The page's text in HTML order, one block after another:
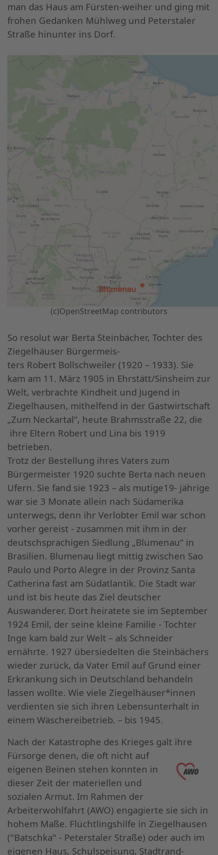
man das Haus am Fürsten-weiher und ging mit
frohen Gedanken Mühlweg und Peterstaler
Straße hinunter ins Dorf.
(c)OpenStreetMap contributors
So resolut war Berta Steinbächer, Tochter des
Ziegelhäuser Bürgermeis-
ters Robert Bollschweiler (1920 – 1933). Sie
kam am 11. März 1905 in Ehrstätt/Sinsheim zur
Welt, verbrachte Kindheit und Jugend in
Ziegelhausen, mithelfend in der Gastwirtschaft
„Zum Neckartal“, heute Brahmsstraße 22, die
ihre Eltern Robert und Lina bis 1919
betrieben.
Trotz der Bestellung ihres Vaters zum
Bürgermeister 1920 suchte Berta nach neuen
Ufern. Sie fand sie 1923 – als mutige19- jährige
war sie 3 Monate allein nach Südamerika
unterwegs, denn ihr Verlobter Emil war schon
vorher gereist - zusammen mit ihm in der
deutschsprachigen Siedlung „Blumenau“ in
Brasilien. Blumenau liegt mittig zwischen Sao
Paulo und Porto Alegre in der Provinz Santa
Catherina fast am Südatlantik. Die Stadt war
und ist bis heute das Ziel deutscher
Auswanderer. Dort heiratete sie im September
1924 Emil, der seine kleine Familie - Tochter
Inge kam bald zur Welt – als Schneider
ernährte. 1927 übersiedelten die Steinbächers
wieder zurück, da Vater Emil auf Grund einer
Erkrankung sich in Deutschland behandeln
lassen wollte. Wie viele Ziegelhäuser*innen
verdienten sie sich ihren Lebensunterhalt in
einem Wäschereibetrieb. – bis 1945.
Nach der Katastrophe des Krieges galt ihre
Fürsorge denen, die oft nicht auf
eigenen Beinen stehen konnten in
dieser Zeit der materiellen und
sozialen Armut. Im Rahmen der
Arbeiterwohlfahrt (AWO) engagierte sie sich in
hohem Maße. Flüchtlingshilfe in Ziegelhausen
("Batschka" - Peterstaler Straße) oder auch im
eigenen Haus, Schulspeisung, Stadtrand-